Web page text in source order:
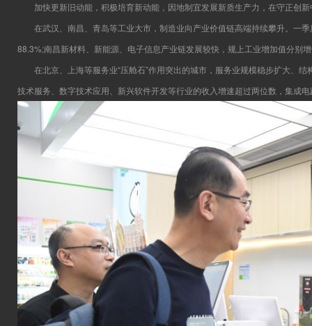
加快更新旧动能，积极培育新动能，因地制宜发展新质生产力，在守正创新
在武汉、南昌、青岛等工业大市，制造业向产业价值链高端持续攀升。一
88.3%;南昌新材料、新能源、电子信息产业链发展较快，规上工业增加值分别
在北京、上海等服务业“压舱石”作用突出的城市，服务业规模稳步扩大、
技术服务、数字技术应用、新兴软件开发等行业的收入增速超过两位数，集成